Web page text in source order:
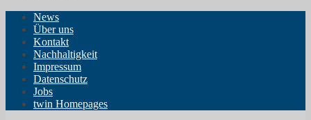
News
Über uns
Kontakt
Nachhaltigkeit
Impressum
Datenschutz
Jobs
twin Homepages